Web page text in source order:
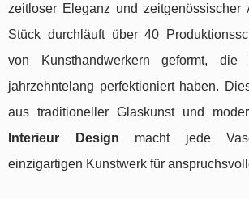
zeitloser Eleganz und zeitgenössischer
Stück durchläuft über 40
von Kunsthandwerkern geformt, die
jahrzehntelang perfektioniert haben.
aus traditioneller Glaskunst und
Interieur Design macht jede
einzigartigen Kunstwerk für